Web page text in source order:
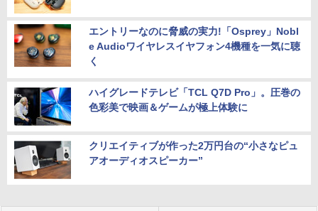
エントリーなのに脅威の実力!「Osprey」Nobl
e Audioワイヤレスイヤフォン4機種を一気に聴
く
ハイグレードテレビ「TCL Q7D Pro」。圧巻の
色彩美で映画＆ゲームが極上体験に
クリエイティブが作った2万円台の“小さなピュ
アオーディオスピーカー”